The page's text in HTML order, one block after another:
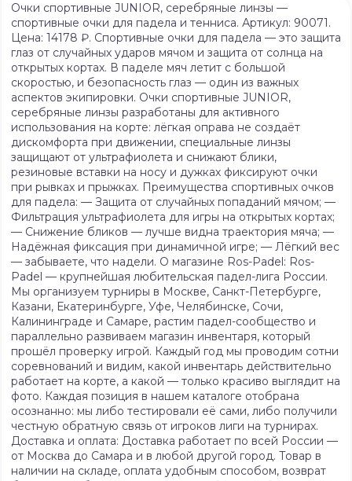
Очки спортивные JUNIOR, серебряные линзы —
спортивные очки для падела и тенниса. Артикул: 90071.
Цена: 14178 ₽. Спортивные очки для падела — это защита
глаз от случайных ударов мячом и защита от солнца на
открытых кортах. В паделе мяч летит с большой
скоростью, и безопасность глаз — один из важных
аспектов экипировки. Очки спортивные JUNIOR,
серебряные линзы разработаны для активного
использования на корте: лёгкая оправа не создаёт
дискомфорта при движении, специальные линзы
защищают от ультрафиолета и снижают блики,
резиновые вставки на носу и дужках фиксируют очки
при рывках и прыжках. Преимущества спортивных очков
для падела: — Защита от случайных попаданий мячом; —
Фильтрация ультрафиолета для игры на открытых кортах;
— Снижение бликов — лучше видна траектория мяча; —
Надёжная фиксация при динамичной игре; — Лёгкий вес
— забываете, что надели. О магазине Ros-Padel: Ros-
Padel — крупнейшая любительская падел-лига России.
Мы организуем турниры в Москве, Санкт-Петербурге,
Казани, Екатеринбурге, Уфе, Челябинске, Сочи,
Калининграде и Самаре, растим падел-сообщество и
параллельно развиваем магазин инвентаря, который
прошёл проверку игрой. Каждый год мы проводим сотни
соревнований и видим, какой инвентарь действительно
работает на корте, а какой — только красиво выглядит на
фото. Каждая позиция в нашем каталоге отобрана
осознанно: мы либо тестировали её сами, либо получили
честную обратную связь от игроков лиги на турнирах.
Доставка и оплата: Доставка работает по всей России —
от Москва до Самара и в любой другой город. Товар в
наличии на складе, оплата удобным способом, возврат